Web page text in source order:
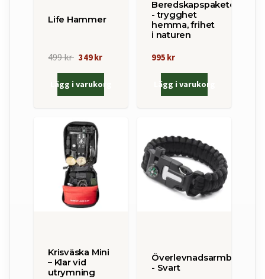
Life Hammer
499 kr 349 kr
Lägg i varukorg
Beredskapspaketet
- trygghet
hemma, frihet
i naturen
995 kr
Lägg i varukorg
Krisväska Mini
– Klar vid
utrymning
Överlevnadsarmband
- Svart